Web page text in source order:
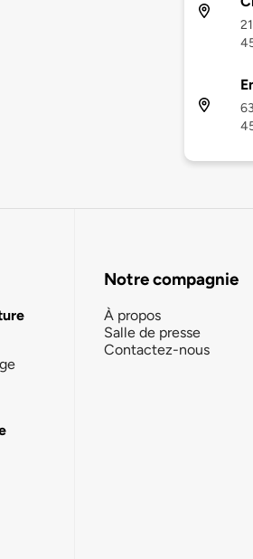
Notre compagnie
À propos
Salle de presse
Contactez-nous